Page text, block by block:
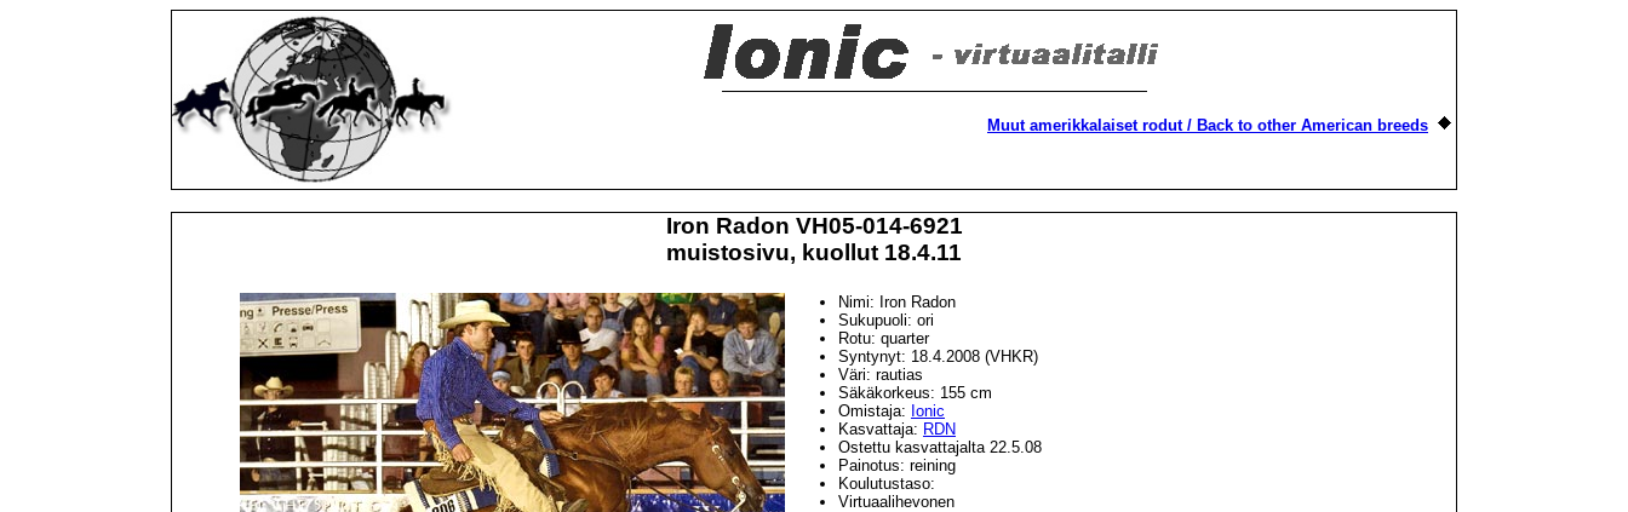
Muut amerikkalaiset rodut / Back to other American breeds
Iron Radon VH05-014-6921
muistosivu, kuollut 18.4.11
Nimi: Iron Radon
Sukupuoli: ori
Rotu: quarter
Syntynyt: 18.4.2008 (VHKR)
Väri: rautias
Säkäkorkeus: 155 cm
Omistaja: Ionic
Kasvattaja: RDN
Ostettu kasvattajalta 22.5.08
Painotus: reining
Koulutustaso:
Virtuaalihevonen